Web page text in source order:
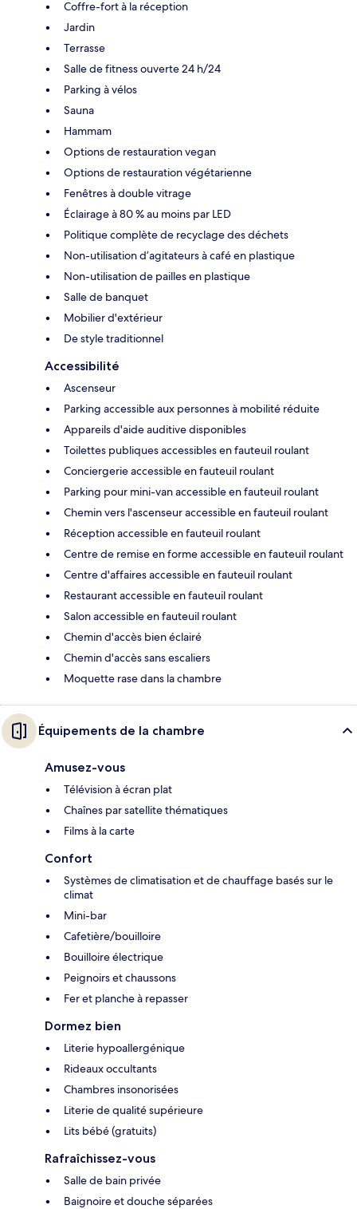
Coffre-fort à la réception
Jardin
Terrasse
Salle de fitness ouverte 24 h/24
Parking à vélos
Sauna
Hammam
Options de restauration vegan
Options de restauration végétarienne
Fenêtres à double vitrage
Éclairage à 80 % au moins par LED
Politique complète de recyclage des déchets
Non-utilisation d’agitateurs à café en plastique
Non-utilisation de pailles en plastique
Salle de banquet
Mobilier d'extérieur
De style traditionnel
Accessibilité
Ascenseur
Parking accessible aux personnes à mobilité réduite
Appareils d'aide auditive disponibles
Toilettes publiques accessibles en fauteuil roulant
Conciergerie accessible en fauteuil roulant
Parking pour mini-van accessible en fauteuil roulant
Chemin vers l'ascenseur accessible en fauteuil roulant
Réception accessible en fauteuil roulant
Centre de remise en forme accessible en fauteuil roulant
Centre d'affaires accessible en fauteuil roulant
Restaurant accessible en fauteuil roulant
Salon accessible en fauteuil roulant
Chemin d'accès bien éclairé
Chemin d'accès sans escaliers
Moquette rase dans la chambre
Équipements de la chambre
Amusez-vous
Télévision à écran plat
Chaînes par satellite thématiques
Films à la carte
Confort
Systèmes de climatisation et de chauffage basés sur le
climat
Mini-bar
Cafetière/bouilloire
Bouilloire électrique
Peignoirs et chaussons
Fer et planche à repasser
Dormez bien
Literie hypoallergénique
Rideaux occultants
Chambres insonorisées
Literie de qualité supérieure
Lits bébé (gratuits)
Rafraîchissez-vous
Salle de bain privée
Baignoire et douche séparées